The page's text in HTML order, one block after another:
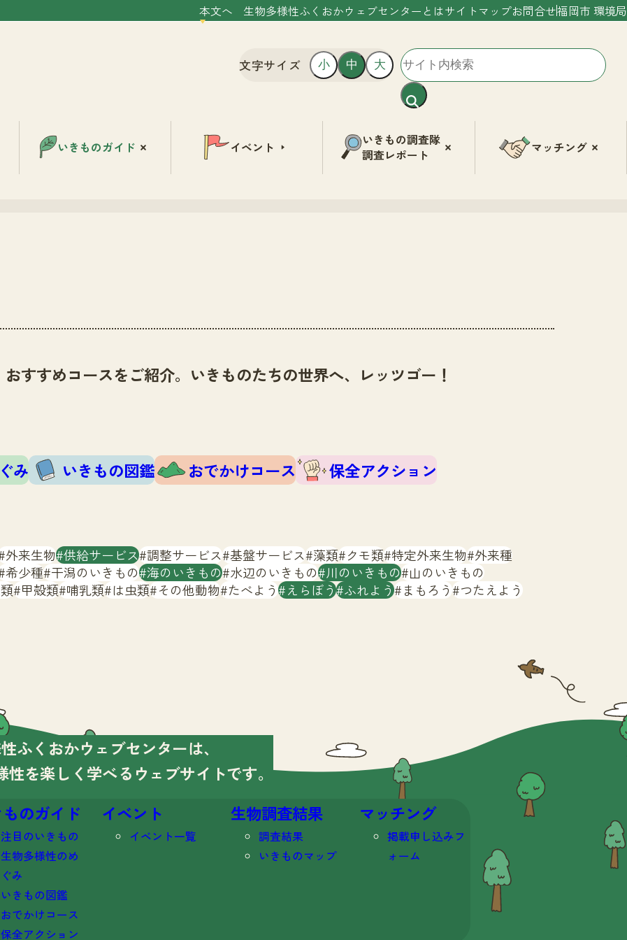
本文へ 生物多様性ふくおかウェブセンターとはサイトマップお問合せ福岡市 環境局
文字サイズ 小 中 大
いきものガイド イベント
いきもの調査隊
調査レポート
マッチング
すすめコースをご紹介。いきものたちの世界へ、レッツゴー！
み いきもの図鑑 おでかけコース
保全アクション
外来生物 供給サービス 調整サービス 基盤サービス 藻類 クモ類 特定外来生物 外来種
希少種 干潟のいきもの 海のいきもの 水辺のいきもの 川のいきもの 山のいきもの
甲殻類 哺乳類 は虫類 その他動物 たべよう えらぼう ふれよう まもろう つたえよう
ふくおかウェブセンターは、
性を楽しく学べる ウェブサイトです。
のガイド
注目のいきもの
生物多様性のめ
ぐみ
いきもの図鑑
おでかけコース
保全アクション
イベント
イベント一覧
生物調査結果
調査結果
いきものマップ
マッチング
掲載申し込みフ
ォーム